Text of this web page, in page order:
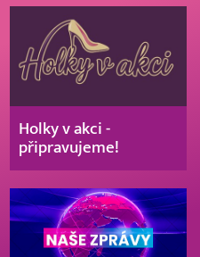
Holky v akci -
připravujeme!